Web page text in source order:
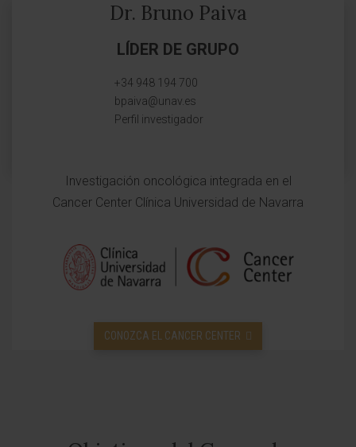
Dr. Bruno Paiva
LÍDER DE GRUPO
+34 948 194 700
bpaiva@unav.es
Perfil investigador
Investigación oncológica integrada en el
Cancer Center Clínica Universidad de Navarra
CONOZCA EL CANCER CENTER